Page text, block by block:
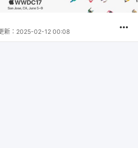
新： 2025-02-12 00:08